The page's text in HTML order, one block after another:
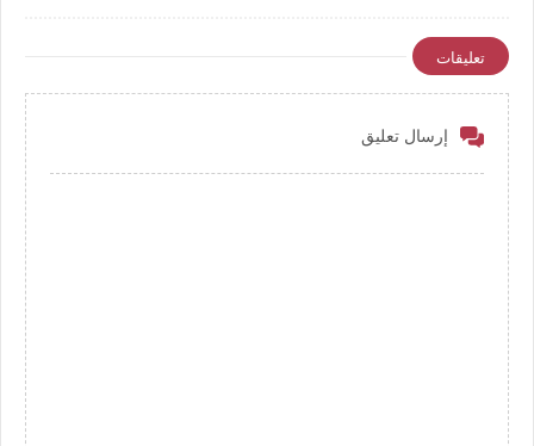
تعليقات
إرسال تعليق